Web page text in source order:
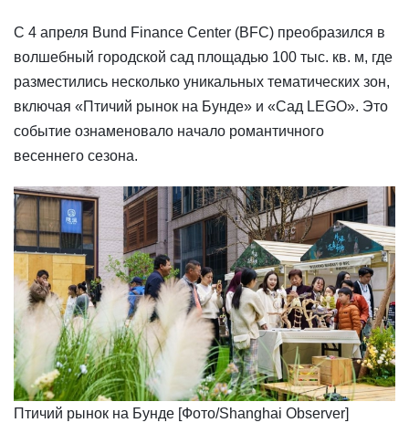
С 4 апреля Bund Finance Center (BFC) преобразился в
волшебный городской сад площадью 100 тыс. кв. м, где
разместились несколько уникальных тематических зон,
включая «Птичий рынок на Бунде» и «Сад LEGO». Это
событие ознаменовало начало романтичного
весеннего сезона.
Птичий рынок на Бунде [Фото/Shanghai Observer]